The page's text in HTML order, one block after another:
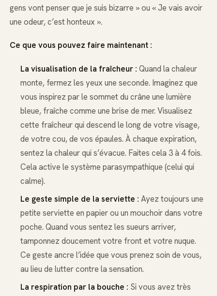
gens vont penser que je suis bizarre » ou « Je vais avoir
une odeur, c’est honteux ».
Ce que vous pouvez faire maintenant :
La visualisation de la fraîcheur : Quand la chaleur
monte, fermez les yeux une seconde. Imaginez que
vous inspirez par le sommet du crâne une lumière
bleue, fraîche comme une brise de mer. Visualisez
cette fraîcheur qui descend le long de votre visage,
de votre cou, de vos épaules. À chaque expiration,
sentez la chaleur qui s’évacue. Faites cela 3 à 4 fois.
Cela active le système parasympathique (celui qui
calme).
Le geste simple de la serviette : Ayez toujours une
petite serviette en papier ou un mouchoir dans votre
poche. Quand vous sentez les sueurs arriver,
tamponnez doucement votre front et votre nuque.
Ce geste ancre l’idée que vous prenez soin de vous,
au lieu de lutter contre la sensation.
La respiration par la bouche : Si vous avez très